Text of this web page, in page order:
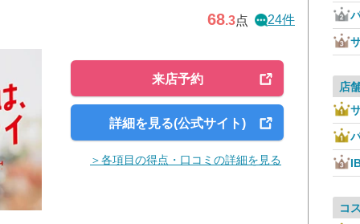
68.3点 24件
来店予約
詳細を見る(公式サイト)
＞各項目の得点・口コミの詳細を見る
店
コ